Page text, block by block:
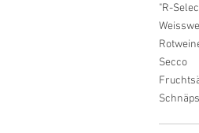
"R-
Secco